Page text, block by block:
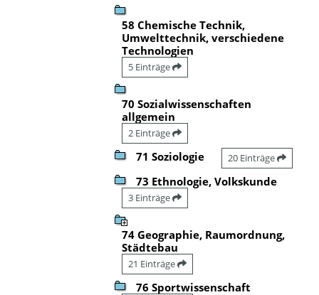
58 Chemische Technik,
Umwelttechnik, verschiedene
Technologien
5 Einträge
70 Sozialwissenschaften
allgemein
2 Einträge
71 Soziologie 20 Einträge
73 Ethnologie, Volkskunde
3 Einträge
74 Geographie, Raumordnung,
Städtebau
21 Einträge
76 Sportwissenschaft